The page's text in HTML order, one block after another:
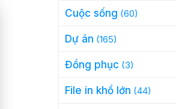
Cuộc sống (60)
Dự án (165)
Đồng phục (3)
File in khổ lớn (44)